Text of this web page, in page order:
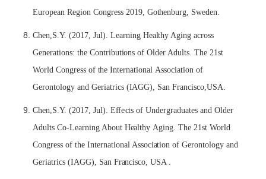
European Region Congress 2019, Gothenburg, Sweden.
Chen,S. Y. (2017, Jul). Learning Healthy Agingacross
Generations: the Contributions of Older Adults.The 21st
World Congress of the International Association of
Gerontology and Geriatrics (IAGG), SanFrancisco,USA.
Chen,S. Y. (2017, Jul). Effects of Undergraduates and Older
Adults Co-Learning About Healthy Aging.The 21stWorld
Congress of the International Association of Gerontologyand
Geriatrics (IAGG), San Francisco,USA .